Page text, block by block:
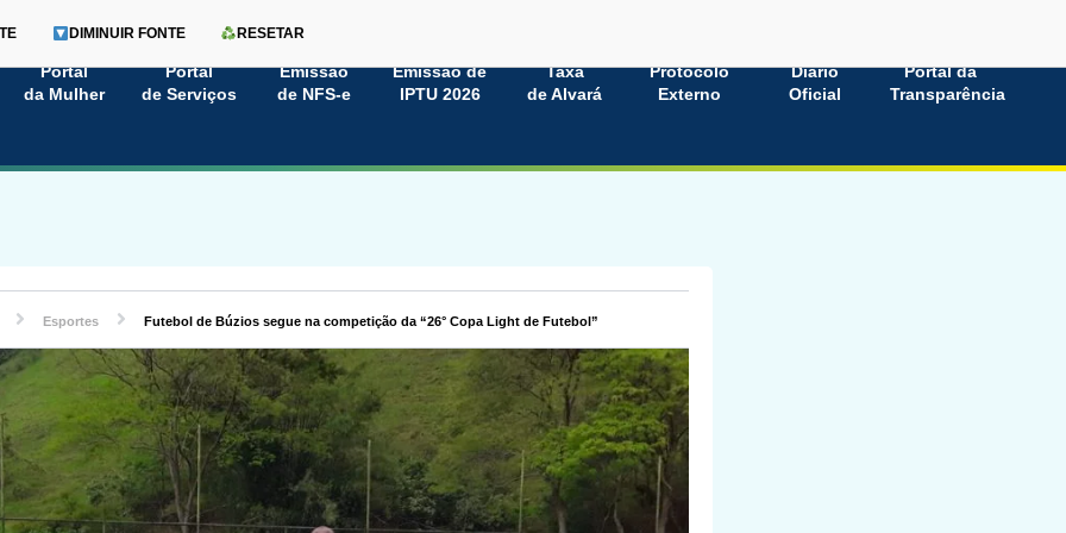
Portal
da Mulher
Portal
de Serviços
Emissão
de NFS-e
Emissão de
IPTU 2026
Taxa
de Alvará
Protocolo
Externo
Diário
Oficial
Portal da
Transparência
DIMINUIR FONTE RESETAR
Esportes Futebol de Búzios segue na competição da “26° Copa Light de Futebol”